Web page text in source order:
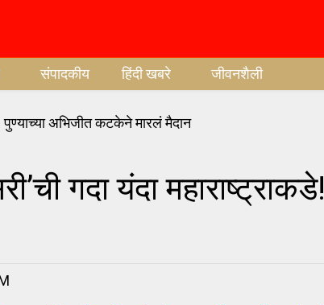
संपादकीय हिंदी खबरे जीवनशैली
गदा यंदा